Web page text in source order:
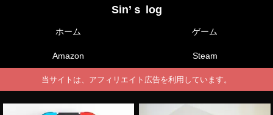
Sin’ｓ log
ホーム ゲーム
Amazon Steam
当サイトは、アフィリエイト広告を利用しています。